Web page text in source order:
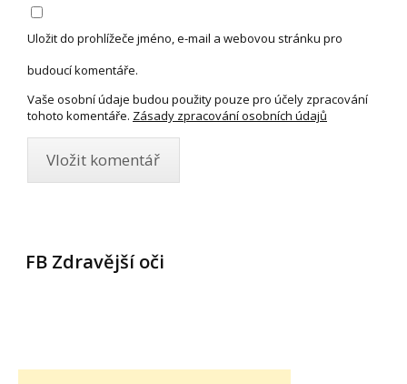
Uložit do prohlížeče jméno, e-mail a webovou stránku pro
budoucí komentáře.
Vaše osobní údaje budou použity pouze pro účely zpracování
tohoto komentáře. Zásady zpracování osobních údajů
FB Zdravější oči